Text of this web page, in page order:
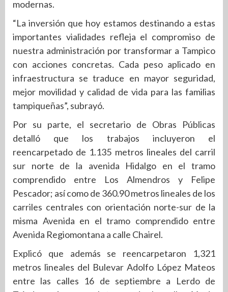
modernas.
“La inversión que hoy estamos destinando a estas
importantes vialidades refleja el compromiso de
nuestra administración por transformar a Tampico
con acciones concretas. Cada peso aplicado en
infraestructura se traduce en mayor seguridad,
mejor movilidad y calidad de vida para las familias
tampiqueñas”, subrayó.
Por su parte, el secretario de Obras Públicas
detalló que los trabajos incluyeron el
reencarpetado de 1.135 metros lineales del carril
sur norte de la avenida Hidalgo en el tramo
comprendido entre Los Almendros y Felipe
Pescador; así como de 360.90 metros lineales de los
carriles centrales con orientación norte-sur de la
misma Avenida en el tramo comprendido entre
Avenida Regiomontana a calle Chairel.
Explicó que además se reencarpetaron 1,321
metros lineales del Bulevar Adolfo López Mateos
entre las calles 16 de septiembre a Lerdo de